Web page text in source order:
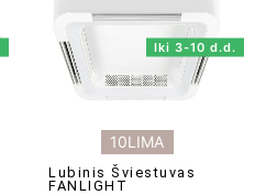
10LIMA
Iki 3-10 d.d.
Lubinis Šviestuvas
FANLIGHT